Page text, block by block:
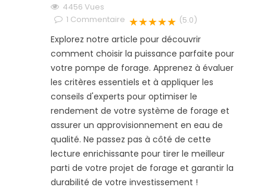
4456 Vues
1 Commentaire ★★★★★ (5.0)
Explorez notre article pour découvrir
comment choisir la puissance parfaite pour
votre pompe de forage. Apprenez à évaluer
les critères essentiels et à appliquer les
conseils d'experts pour optimiser le
rendement de votre système de forage et
assurer un approvisionnement en eau de
qualité. Ne passez pas à côté de cette
lecture enrichissante pour tirer le meilleur
parti de votre projet de forage et garantir la
durabilité de votre investissement !